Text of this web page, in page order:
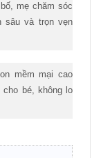
mẹ chăm sóc
sâu và trọn vẹn
mềm mại cao
bé, không lo